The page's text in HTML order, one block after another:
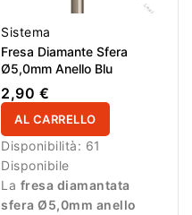
Sistema
Fresa Diamante Sfera
Ø5,0mm Anello Blu
2,90 €
AL CARRELLO
Disponibilità: 61
Disponibile
La fresa diamantata
sfera Ø5,0mm anello